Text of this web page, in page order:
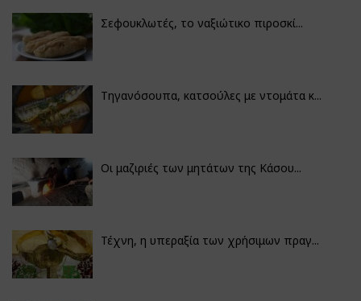
Σεφουκλωτές, το ναξιώτικο πιροσκί...
Τηγανόσουπα, κατσούλες με ντομάτα κ...
Οι μαζιριές των μητάτων της Κάσου...
Τέχνη, η υπεραξία των χρήσιμων πραγ...